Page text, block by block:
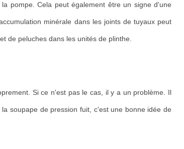
pompe. Cela peut également être un signe d'une
minérale dans les joints de tuyaux peut
de peluches dans les unités de plinthe.
Si ce n'est pas le cas, il y a un problème. Il
soupape de pression fuit, c'est une bonne idée de